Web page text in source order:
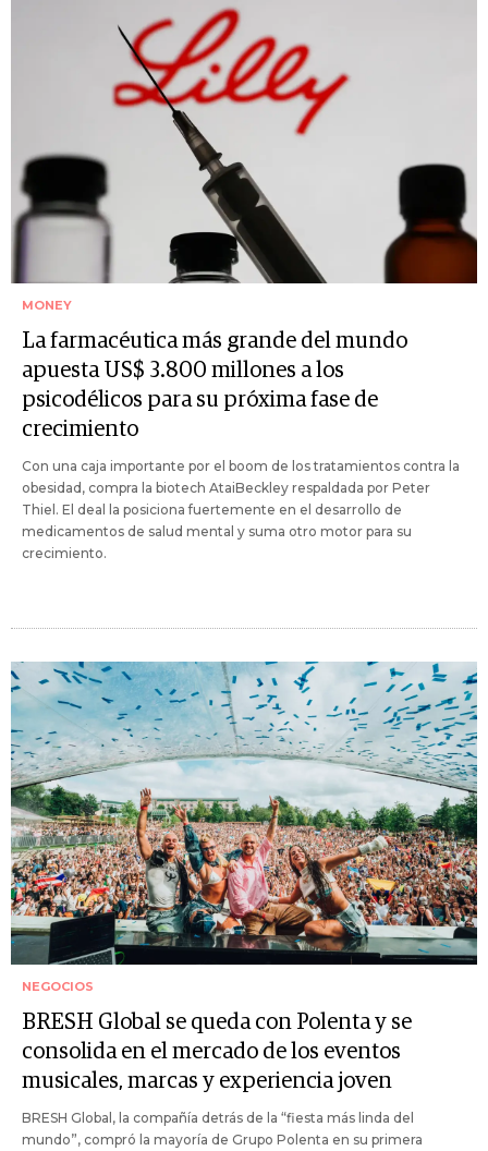
MONEY
La farmacéutica más grande del mundo
apuesta US$ 3.800 millones a los
psicodélicos para su próxima fase de
crecimiento
Con una caja importante por el boom de los tratamientos contra la
obesidad, compra la biotech AtaiBeckley respaldada por Peter
Thiel. El deal la posiciona fuertemente en el desarrollo de
medicamentos de salud mental y suma otro motor para su
crecimiento.
NEGOCIOS
BRESH Global se queda con Polenta y se
consolida en el mercado de los eventos
musicales, marcas y experiencia joven
BRESH Global, la compañía detrás de la “fiesta más linda del
mundo”, compró la mayoría de Grupo Polenta en su primera